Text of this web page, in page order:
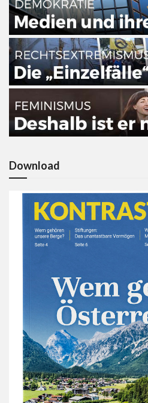
Download